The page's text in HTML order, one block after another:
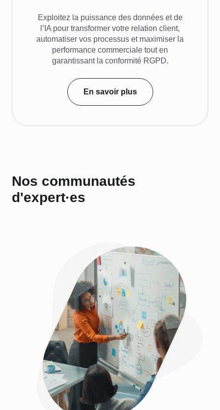
Exploitez la puissance des données et de
l’IA pour transformer votre relation client,
automatiser vos processus et maximiser la
performance commerciale tout en
garantissant la conformité RGPD.
En savoir plus
Nos communautés
d'expert·es